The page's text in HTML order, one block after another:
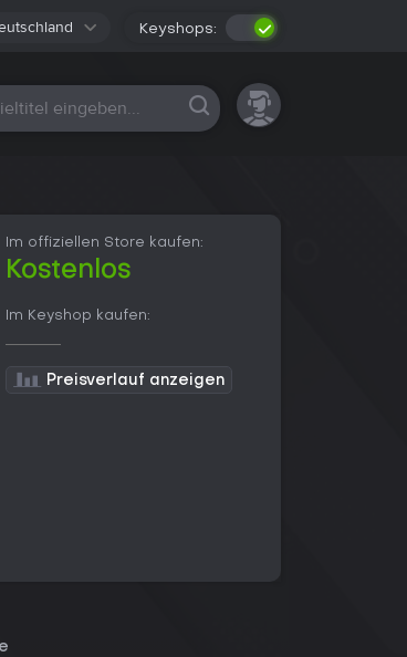
Keyshops:
Plattformen
Im offiziellen Store kaufen:
Kostenlos
Im Keyshop kaufen:
Preisverlauf anzeigen